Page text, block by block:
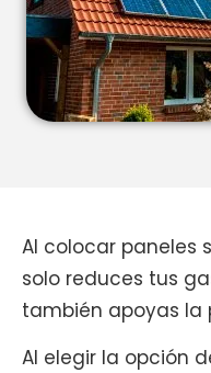
Al colocar paneles
solo reduces tus
también apoyas la
Al elegir la opción